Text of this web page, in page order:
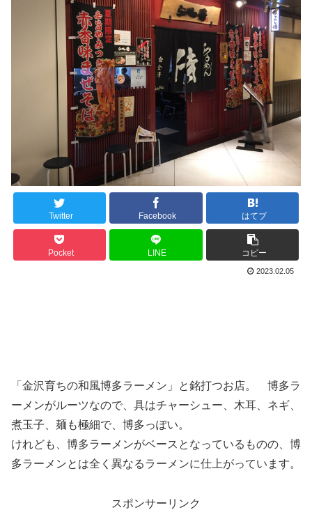
Twitter Facebook はてブ
Pocket LINE コピー
2023.02.05
「金沢育ちの和風博多ラーメン」と銘打つお店。 博多ラ
ーメンがルーツなので、具はチャーシュー、木耳、ネギ、
煮玉子、麺も極細で、博多っぽい。
けれども、博多ラーメンがベースとなっているものの、博
多ラーメンとは全く異なるラーメンに仕上がっています。
スポンサーリンク